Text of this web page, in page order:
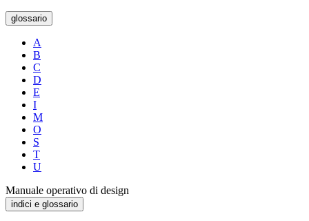
glossario
A
B
C
D
E
I
M
O
S
T
U
Manuale operativo di design
indici e glossario